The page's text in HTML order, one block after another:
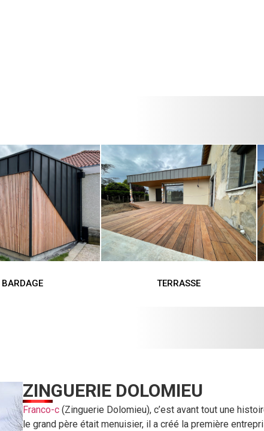
BARDAGE TERRASSE
ZINGUERIE DOLOMIEU
Franco-c (Zinguerie Dolomieu), c’est avant tout une
le grand père était menuisier, il a créé la première